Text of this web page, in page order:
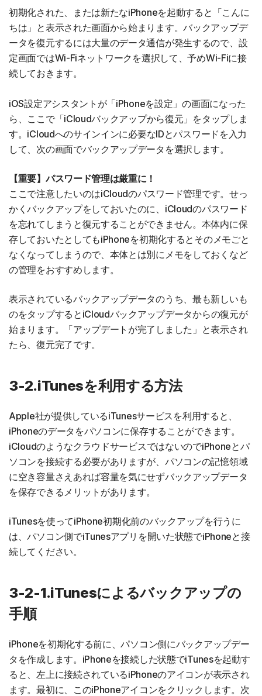
初期化された、または新たなiPhoneを起動すると「こんに
ちは」と表示された画面から始まります。バックアップデ
ータを復元するには大量のデータ通信が発生するので、設
定画面ではWi-Fiネットワークを選択して、予めWi-Fiに接
続しておきます。
iOS設定アシスタントが「iPhoneを設定」の画面になった
ら、ここで「iCloudバックアップから復元」をタップしま
す。iCloudへのサインインに必要なIDとパスワードを入力
して、次の画面でバックアップデータを選択します。
【重要】パスワード管理は厳重に！
ここで注意したいのはiCloudのパスワード管理です。せっ
かくバックアップをしておいたのに、iCloudのパスワード
を忘れてしまうと復元することができません。本体内に保
存しておいたとしてもiPhoneを初期化するとそのメモごと
なくなってしまうので、本体とは別にメモをしておくなど
の管理をおすすめします。
表示されているバックアップデータのうち、最も新しいも
のをタップするとiCloudバックアップデータからの復元が
始まります。「アップデートが完了しました」と表示され
たら、復元完了です。
3-2.iTunesを利用する方法
Apple社が提供しているiTunesサービスを利用すると、
iPhoneのデータをパソコンに保存することができます。
iCloudのようなクラウドサービスではないのでiPhoneとパ
ソコンを接続する必要がありますが、パソコンの記憶領域
に空き容量さえあれば容量を気にせずバックアップデータ
を保存できるメリットがあります。
iTunesを使ってiPhone初期化前のバックアップを行うに
は、パソコン側でiTunesアプリを開いた状態でiPhoneと接
続してください。
3-2-1.iTunesによるバックアップの
手順
iPhoneを初期化する前に、パソコン側にバックアップデー
タを作成します。iPhoneを接続した状態でiTunesを起動す
ると、左上に接続されているiPhoneのアイコンが表示され
ます。最初に、このiPhoneアイコンをクリックします。次